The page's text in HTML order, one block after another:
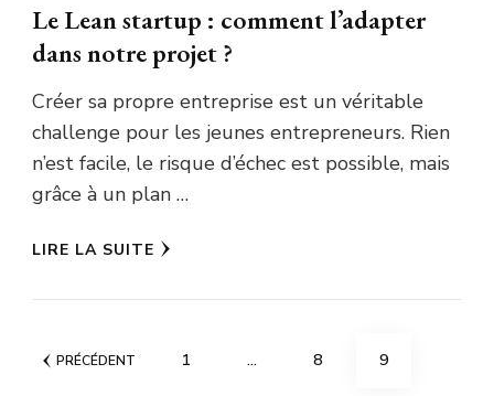
Le Lean startup : comment l’adapter
dans notre projet ?
Créer sa propre entreprise est un véritable
challenge pour les jeunes entrepreneurs. Rien
n’est facile, le risque d’échec est possible, mais
grâce à un plan …
LIRE LA SUITE
Pagination
PRÉCÉDENT PAGE
1 … PAGE
8 PAGE
9